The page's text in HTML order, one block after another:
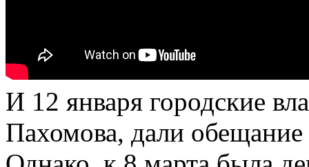
И 12 января городские
Пахомова, дали